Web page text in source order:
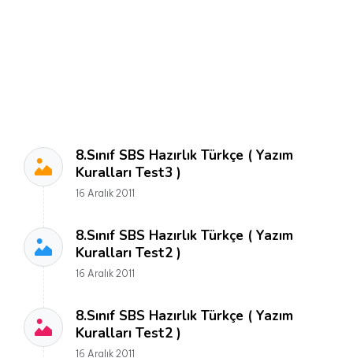
8.Sınıf SBS Hazırlık Türkçe ( Yazım
Kuralları Test3 )
16 Aralık 2011
8.Sınıf SBS Hazırlık Türkçe ( Yazım
Kuralları Test2 )
16 Aralık 2011
8.Sınıf SBS Hazırlık Türkçe ( Yazım
Kuralları Test2 )
16 Aralık 2011